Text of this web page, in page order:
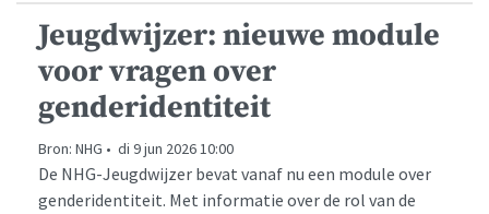
Jeugdwijzer: nieuwe module
voor vragen over
genderidentiteit
Bron: NHG • di 9 jun 2026 10:00
De NHG-Jeugdwijzer bevat vanaf nu een module over
genderidentiteit. Met informatie over de rol van de